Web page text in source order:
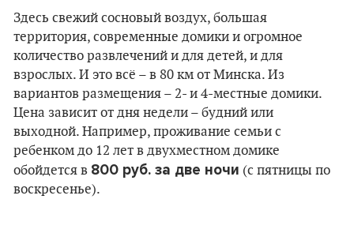
Здесь свежий сосновый воздух, большая
территория, современные домики и огромное
количество развлечений и для детей, и для
взрослых. И это всё – в 80 км от Минска. Из
вариантов размещения – 2- и 4-местные домики.
Цена зависит от дня недели – будний или
выходной. Например, проживание семьи с
ребенком до 12 лет в двухместном домике
обойдется в 800 руб. за две ночи (с пятницы по
воскресенье).